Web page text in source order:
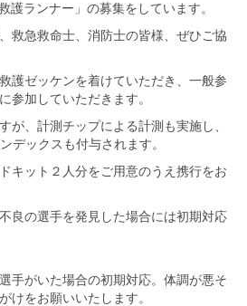
護ランナー」の募集をしています。
救急救命士、消防士の皆様、ぜひご協
護ゼッケンを着けていただき、一般参
参加していただきます。
が、計測チップによる計測も実施し、
デックスも付与されます。
キット２人分をご用意のうえ携行をお
良の選手を発見した場合には初期対応
手がいた場合の初期対応。体調が悪そ
けをお願いいたします。